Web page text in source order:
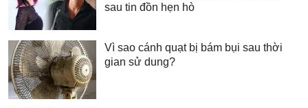
sau tin đồn hẹn hò
Vì sao cánh quạt bị bám bụi sau thời
gian sử dung?